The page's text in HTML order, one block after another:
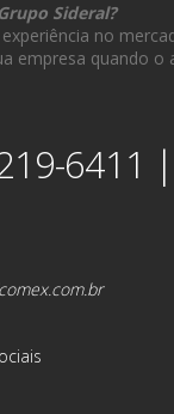
Sideral?
no
empresa quando o
6411